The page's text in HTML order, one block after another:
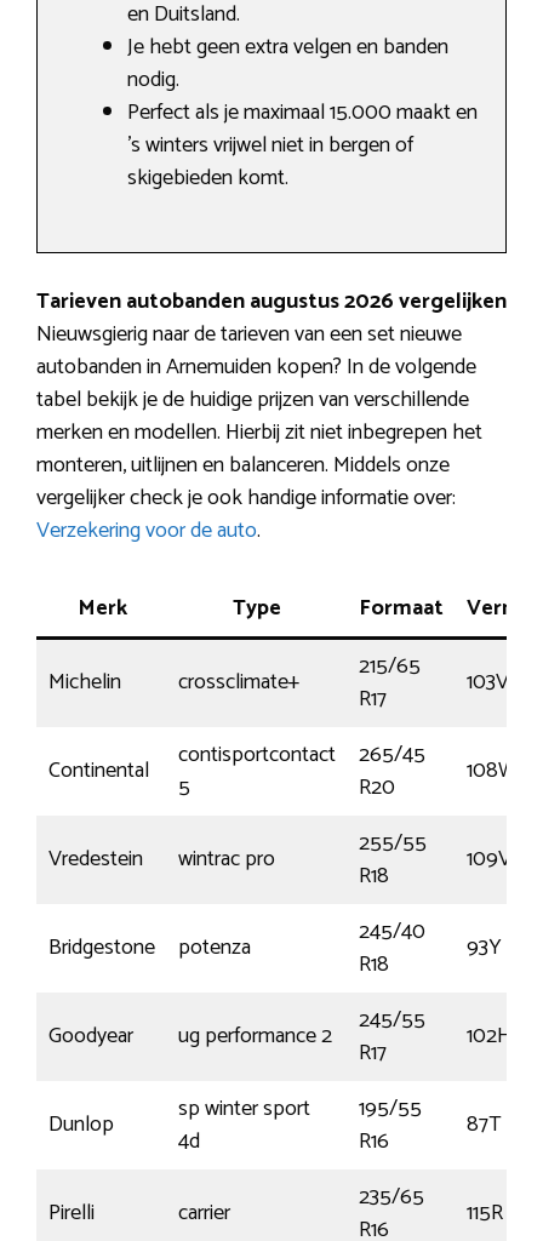
en Duitsland.
Je hebt geen extra velgen en banden
nodig.
Perfect als je maximaal 15.000 maakt en
’s winters vrijwel niet in bergen of
skigebieden komt.
Tarieven autobanden augustus 2026 vergelijken
Nieuwsgierig naar de tarieven van een set nieuwe
autobanden in Arnemuiden kopen? In de volgende
tabel bekijk je de huidige prijzen van verschillende
merken en modellen. Hierbij zit niet inbegrepen het
monteren, uitlijnen en balanceren. Middels onze
vergelijker check je ook handige informatie over:
Verzekering voor de auto.
Merk Type Formaat
Michelin crossclimate+
215/65
R17
103V
Continental
contisportcontact
5
265/45
R20
108W
Vredestein wintrac pro
255/55
R18
109V
Bridgestone potenza
245/40
R18
93Y
Goodyear ug performance 2
245/55
R17
102H
Dunlop
sp winter sport
4d
195/55
R16
87T
Pirelli carrier
235/65
R16
115R